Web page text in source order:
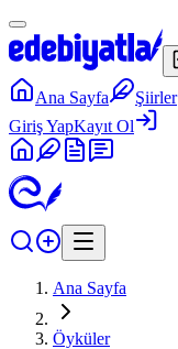
Ana Sayfa Şiirler
Giriş YapKayıt Ol
Ana Sayfa
Öyküler